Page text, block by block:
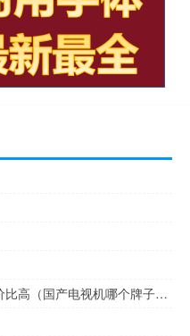
国产电视机哪个牌子好质量好性价比高（国产电视机哪个牌子好）